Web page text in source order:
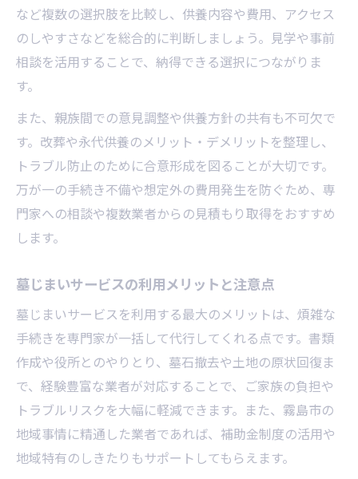
など複数の選択肢を比較し、供養内容や費用、アクセス
のしやすさなどを総合的に判断しましょう。見学や事前
相談を活用することで、納得できる選択につながりま
す。
また、親族間での意見調整や供養方針の共有も不可欠で
す。改葬や永代供養のメリット・デメリットを整理し、
トラブル防止のために合意形成を図ることが大切です。
万が一の手続き不備や想定外の費用発生を防ぐため、専
門家への相談や複数業者からの見積もり取得をおすすめ
します。
墓じまいサービスの利用メリットと注意点
墓じまいサービスを利用する最大のメリットは、煩雑な
手続きを専門家が一括して代行してくれる点です。書類
作成や役所とのやりとり、墓石撤去や土地の原状回復ま
で、経験豊富な業者が対応することで、ご家族の負担や
トラブルリスクを大幅に軽減できます。また、霧島市の
地域事情に精通した業者であれば、補助金制度の活用や
地域特有のしきたりもサポートしてもらえます。